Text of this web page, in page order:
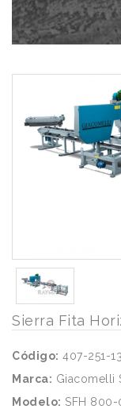
Sierra Fita
Código: 407-251-13
Marca: Giacomelli
Modelo: SFH 800-